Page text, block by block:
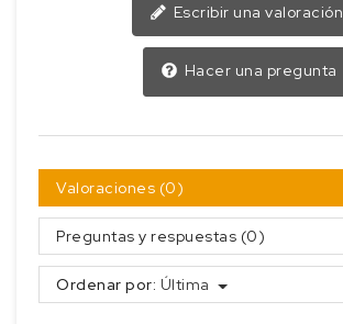
Escribir una valoración
Hacer una pregunta
Valoraciones (0)
Preguntas y respuestas (0)
Ordenar por: Última